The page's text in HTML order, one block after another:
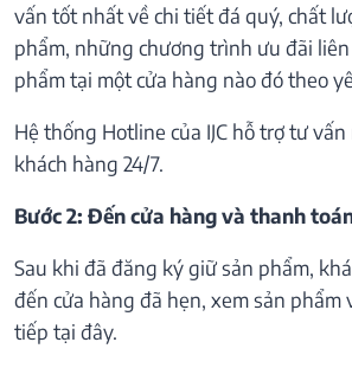
vấn tốt nhất về chi tiết đá quý, chất
phẩm, những chương trình ưu đãi
phẩm tại một cửa hàng nào đó theo
Hệ thống Hotline của IJC hỗ trợ tư
khách hàng 24/7.
Bước 2: Đến cửa hàng và thanh
Sau khi đã đăng ký giữ sản phẩm,
đến cửa hàng đã hẹn, xem sản
tiếp tại đây.